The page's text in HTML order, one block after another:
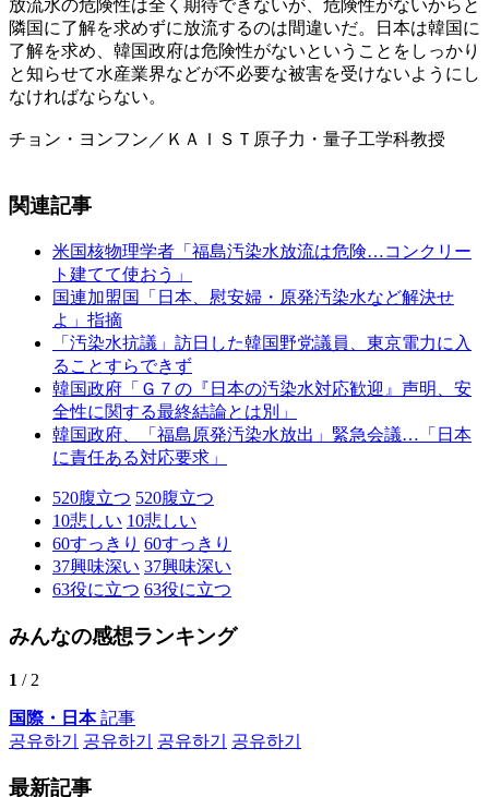
放流水の危険性は全く期待できないが、危険性がないからと
隣国に了解を求めずに放流するのは間違いだ。日本は韓国に
了解を求め、韓国政府は危険性がないということをしっかり
と知らせて水産業界などが不必要な被害を受けないようにし
なければならない。
チョン・ヨンフン／ＫＡＩＳＴ原子力・量子工学科教授
関連記事
米国核物理学者「福島汚染水放流は危険…コンクリー
ト建てて使おう」
国連加盟国「日本、慰安婦・原発汚染水など解決せ
よ」指摘
「汚染水抗議」訪日した韓国野党議員、東京電力に入
ることすらできず
韓国政府「Ｇ７の『日本の汚染水対応歓迎』声明、安
全性に関する最終結論とは別」
韓国政府、「福島原発汚染水放出」緊急会議…「日本
に責任ある対応要求」
520腹立つ 520腹立つ
10悲しい 10悲しい
60すっきり 60すっきり
37興味深い 37興味深い
63役に立つ 63役に立つ
みんなの感想ランキング
1 / 2
国際・日本記事
공유하기
공유하기 공유하기 공유하기
最新記事